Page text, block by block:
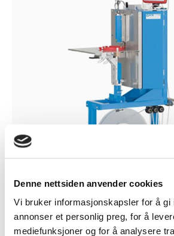
Denne nettsiden anvender cookies
Vi bruker informasjonskapsler for å gi
annonser et personlig preg, for å
mediefunksjoner og for å analysere